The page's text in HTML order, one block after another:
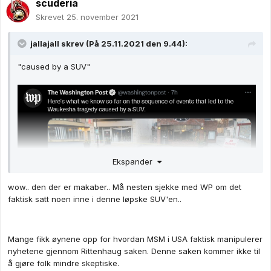
scuderia
Skrevet 25. november 2021
jallajall skrev (På 25.11.2021 den 9.44):
"caused by a SUV"
Ekspander
wow.. den der er makaber.. Må nesten sjekke med WP om det
faktisk satt noen inne i denne løpske SUV'en..
Mange fikk øynene opp for hvordan MSM i USA faktisk manipulerer
nyhetene gjennom Rittenhaug saken. Denne saken kommer ikke til
å gjøre folk mindre skeptiske.